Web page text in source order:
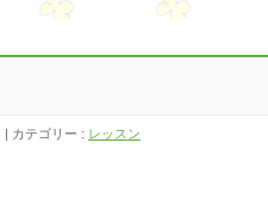
カテゴリー : レッスン